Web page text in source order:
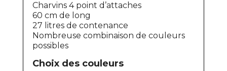
Charvins 4 point d’attaches
60 cm de long
27 litres de contenance
Nombreuse combinaison de couleurs
possibles
Choix des couleurs